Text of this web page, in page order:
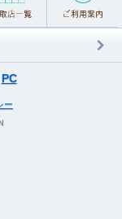
PC
ー